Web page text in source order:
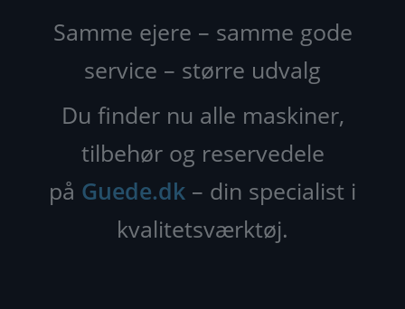
Samme ejere – samme gode
service – større udvalg
Du finder nu alle maskiner,
tilbehør og reservedele
på Guede.dk – din specialist i
kvalitetsværktøj.